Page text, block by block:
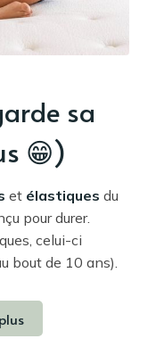
sa
😁)
et élastiques du
pour durer.
celui-ci
bout de 10 ans).